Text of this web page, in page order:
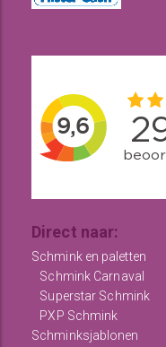
Direct naar:
Schmink en paletten
Schmink Carnaval
Superstar Schmink
PXP Schmink
Schminksjablonen